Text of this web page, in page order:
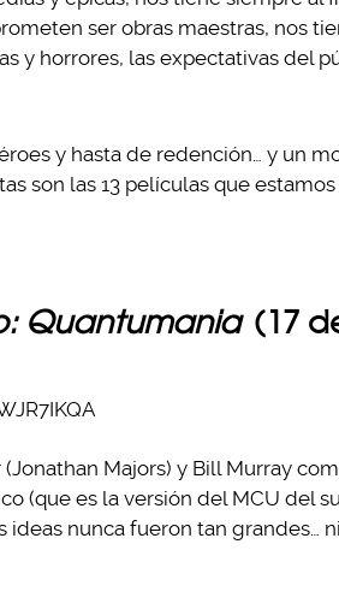
ser obras maestras, nos
y horrores, las expectativas del
y hasta de redención… y un
son las 13 películas que
Quantumania (17
Majors) y Bill Murray
(que es la versión del MCU del
nunca fueron tan grandes…